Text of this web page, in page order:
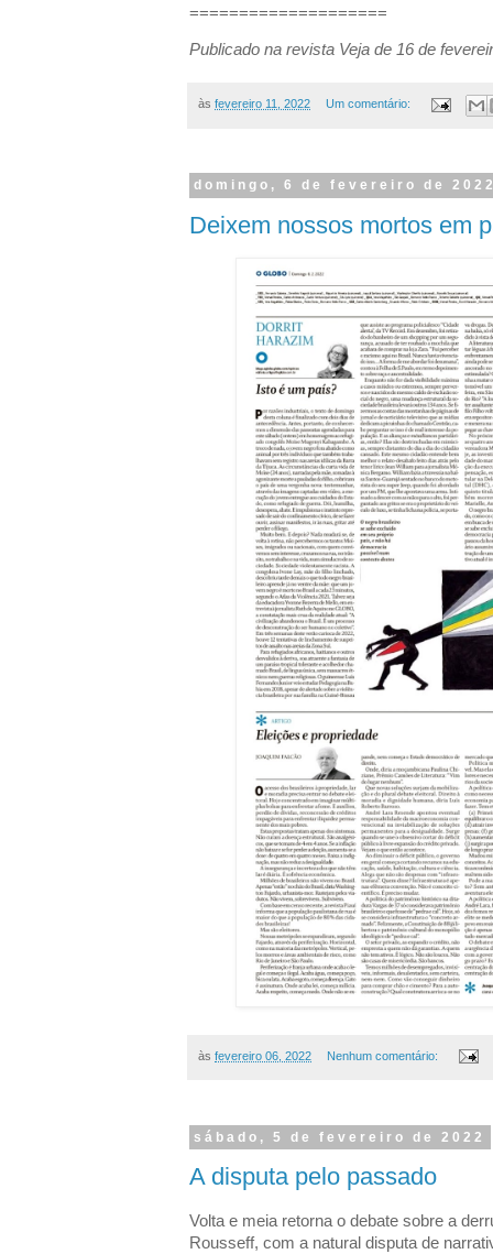
====================
Publicado na revista Veja de 16 de
às fevereiro 11, 2022 Um comentário:
domingo, 6 de fevereiro de
Deixem nossos mortos em
às fevereiro 06, 2022 Nenhum comentário:
sábado, 5 de fevereiro de 2022
A disputa pelo passado
Volta e meia retorna o debate sobre a
Rousseff, com a natural disputa de